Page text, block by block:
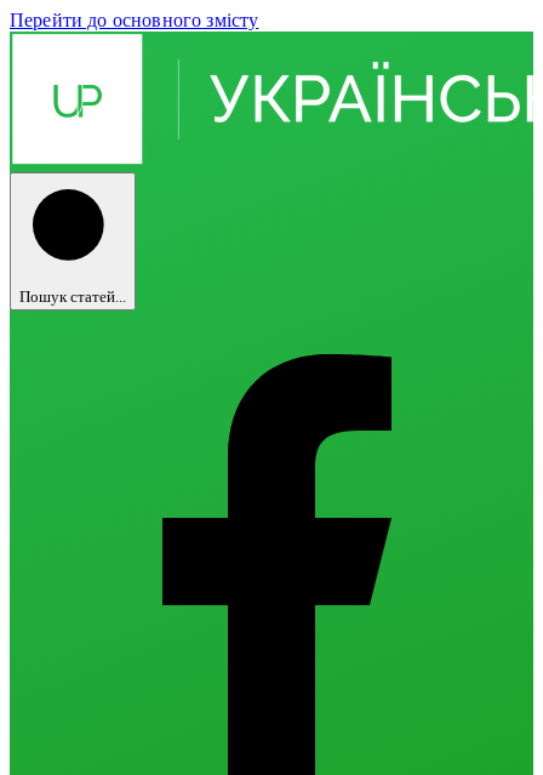
Перейти до основного змісту
Пошук статей...